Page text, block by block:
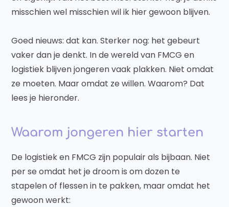
misschien wel misschien wil ik hier gewoon blijven.
Goed nieuws: dat kan. Sterker nog: het gebeurt
vaker dan je denkt. In de wereld van FMCG en
logistiek blijven jongeren vaak plakken. Niet omdat
ze moeten. Maar omdat ze willen. Waarom? Dat
lees je hieronder.
Waarom jongeren hier starten
De logistiek en FMCG zijn populair als bijbaan. Niet
per se omdat het je droom is om dozen te
stapelen of flessen in te pakken, maar omdat het
gewoon werkt: